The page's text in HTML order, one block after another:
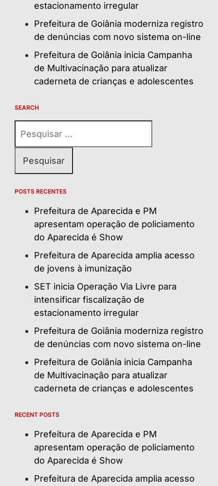
estacionamento irregular
Prefeitura de Goiânia moderniza registro
de denúncias com novo sistema on-line
Prefeitura de Goiânia inicia Campanha
de Multivacinação para atualizar
caderneta de crianças e adolescentes
SEARCH
por:
POSTS RECENTES
Prefeitura de Aparecida e PM
apresentam operação de policiamento
do Aparecida é Show
Prefeitura de Aparecida amplia acesso
de jovens à imunização
SET inicia Operação Via Livre para
intensificar fiscalização de
estacionamento irregular
Prefeitura de Goiânia moderniza registro
de denúncias com novo sistema on-line
Prefeitura de Goiânia inicia Campanha
de Multivacinação para atualizar
caderneta de crianças e adolescentes
RECENT POSTS
Prefeitura de Aparecida e PM
apresentam operação de policiamento
do Aparecida é Show
Prefeitura de Aparecida amplia acesso